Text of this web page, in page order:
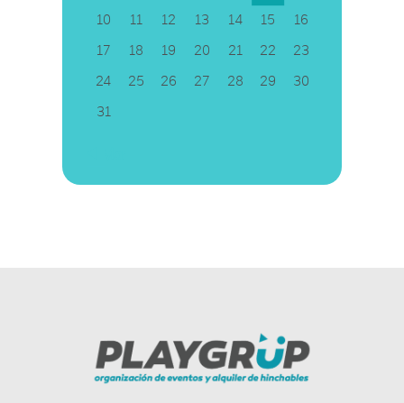
10
11 12 13 14 15
16
17
18 19 20 21 22
23
24
25 26 27 28 29
30
31